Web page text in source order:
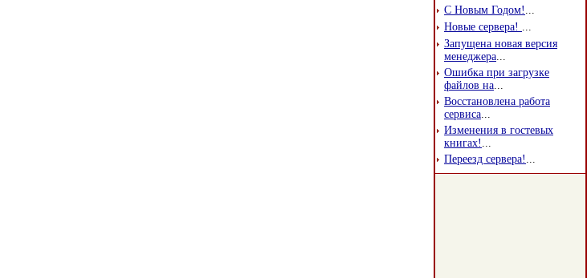
С Новым Годом! ...
Новые сервера! ...
Запущена новая версия
менеджера...
Ошибка при загрузке
файлов на...
Восстановлена работа
сервиса...
Изменения в гостевых
книгах! ...
Переезд сервера! ...